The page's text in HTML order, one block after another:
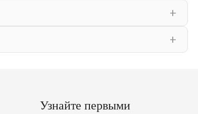
Узнайте первыми